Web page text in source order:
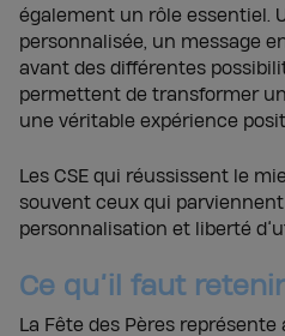
également un rôle essentiel.
personnalisée, un message
avant des différentes
permettent de transformer
une véritable expérience
Les CSE qui réussissent le
souvent ceux qui
personnalisation et liberté
Ce qu’il faut retenir
La Fête des Pères